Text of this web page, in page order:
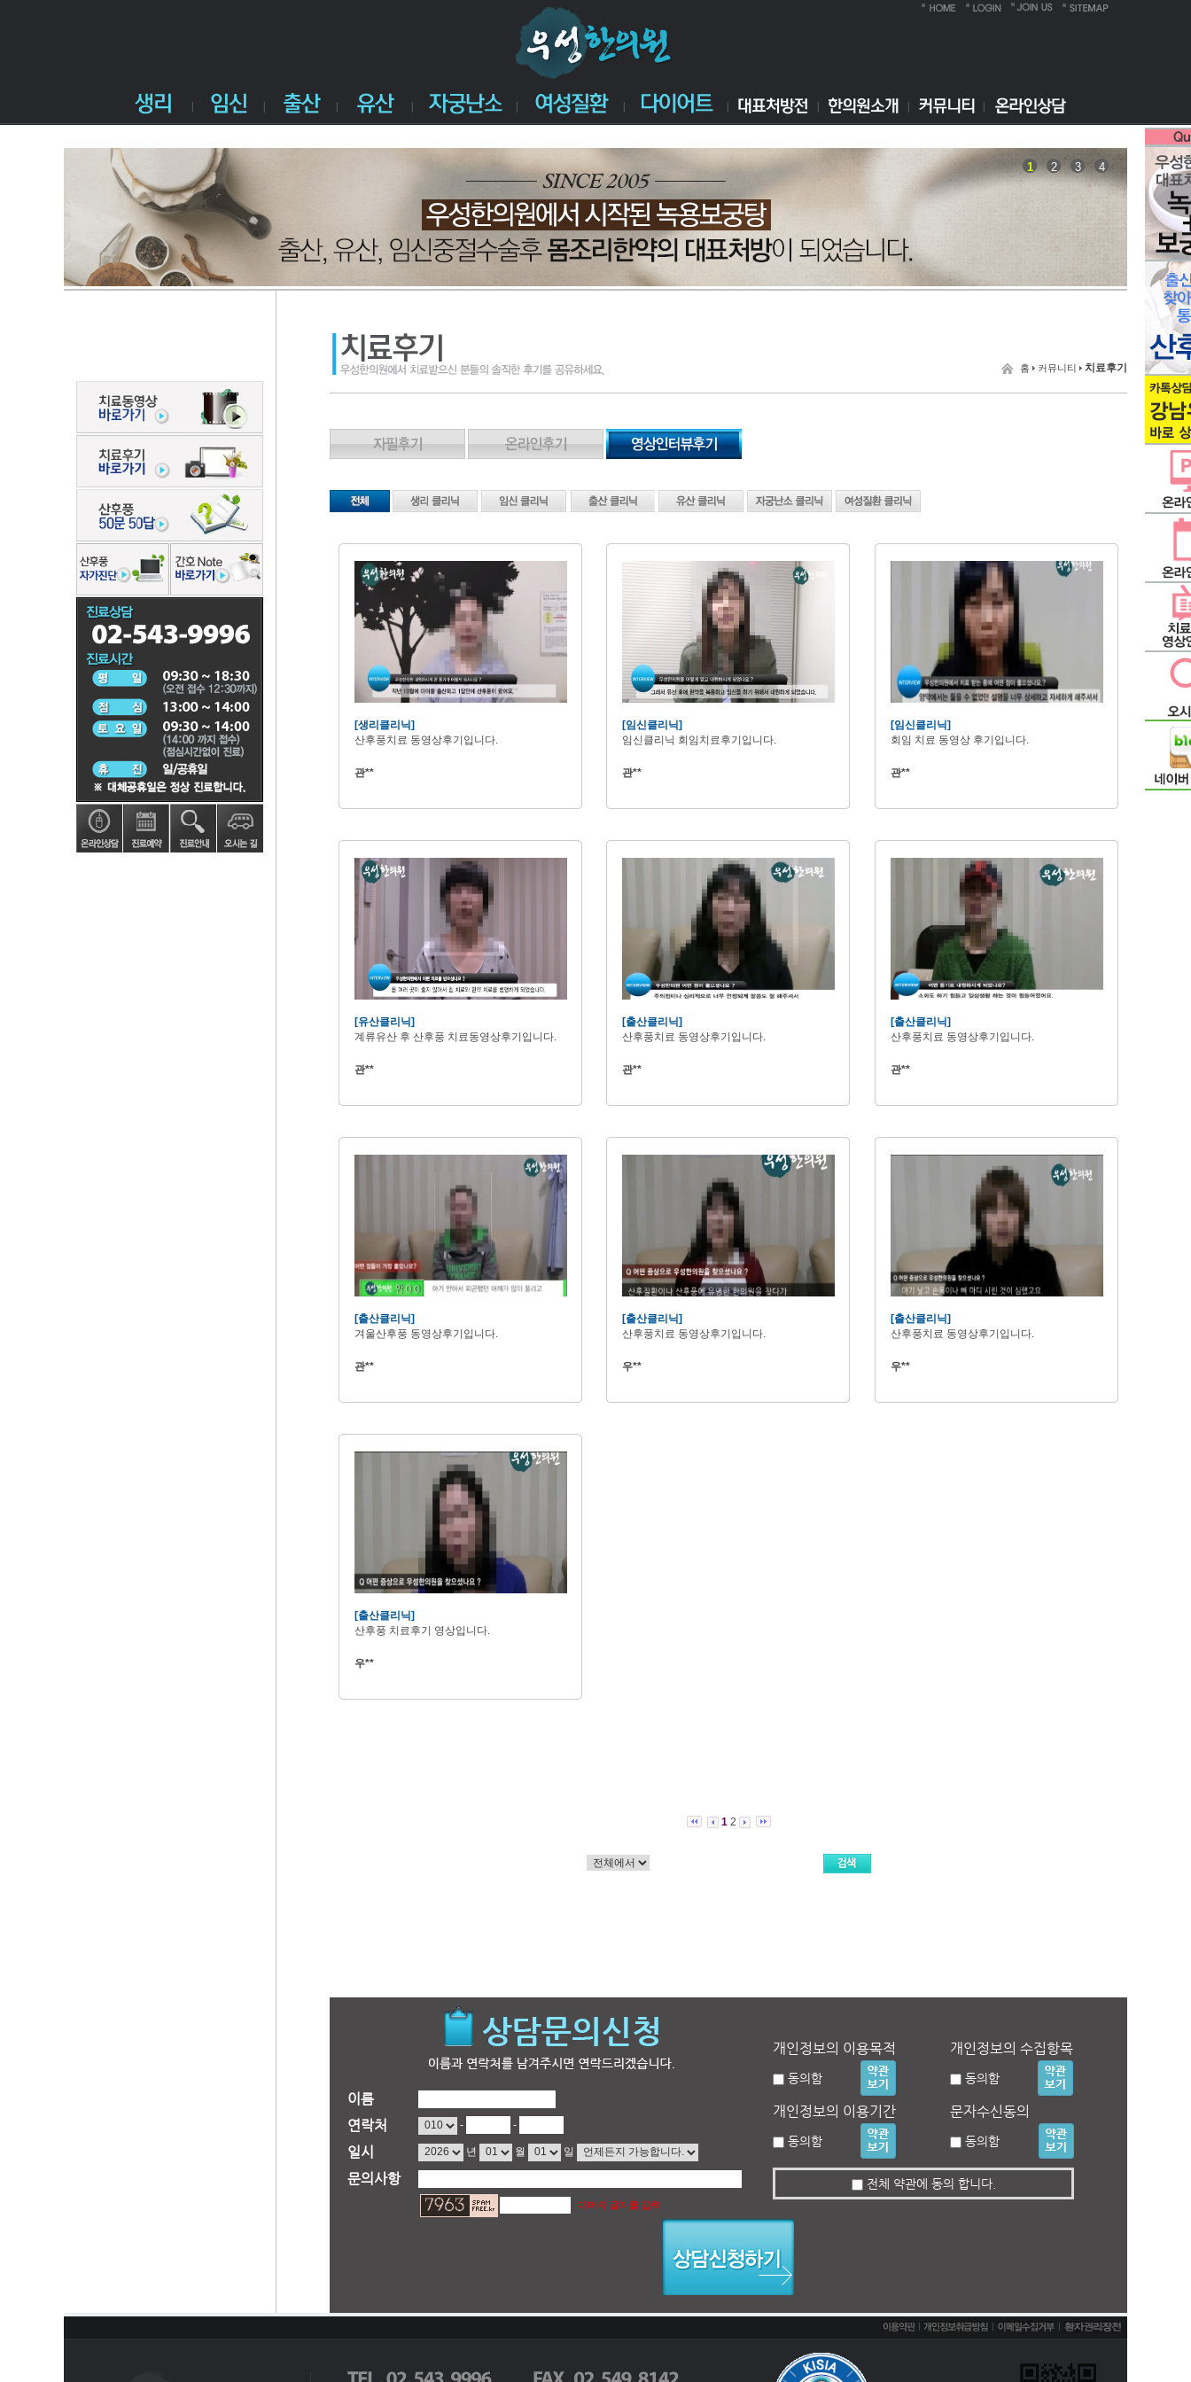
1 2 3 4
홈 커뮤니티 치료후기
[생리클리닉]
산후풍치료 동영상후기입니다.
관**
[임신클리닉]
임신클리닉 회임치료후기입니다.
관**
[임신클리닉]
회임 치료 동영상 후기입니다.
관**
[유산클리닉]
계류유산 후 산후풍 치료동영상후기입니다.
관**
[출산클리닉]
산후풍치료 동영상후기입니다.
관**
[출산클리닉]
산후풍치료 동영상후기입니다.
관**
[출산클리닉]
겨울산후풍 동영상후기입니다.
관**
[출산클리닉]
산후풍치료 동영상후기입니다.
우**
[출산클리닉]
산후풍치료 동영상후기입니다.
우**
[출산클리닉]
산후풍 치료후기 영상입니다.
우**
1 2
이름
연락처
- -
일시 년 월 일
문의사항
이미지 글자를 입력
개인정보의 이용목적
동의함
개인정보의 수집항목
동의함
개인정보의 이용기간
동의함
문자수신동의
동의함
전체 약관에 동의 합니다.